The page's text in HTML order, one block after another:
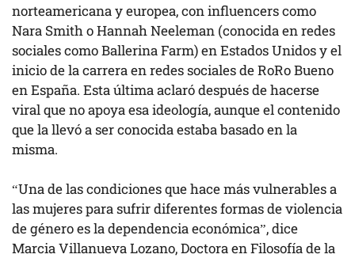
norteamericana y europea, con influencers como
Nara Smith o Hannah Neeleman (conocida en redes
sociales como Ballerina Farm) en Estados Unidos y el
inicio de la carrera en redes sociales de RoRo Bueno
en España. Esta última aclaró después de hacerse
viral que no apoya esa ideología, aunque el contenido
que la llevó a ser conocida estaba basado en la
misma.
“Una de las condiciones que hace más vulnerables a
las mujeres para sufrir diferentes formas de violencia
de género es la dependencia económica”, dice
Marcia Villanueva Lozano, Doctora en Filosofía de la